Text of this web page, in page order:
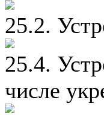
25.2.
25.4.
числе